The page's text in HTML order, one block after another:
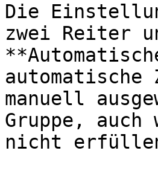
Die
zwei Reiter
automatische
manuell
Gruppe, auch
nicht